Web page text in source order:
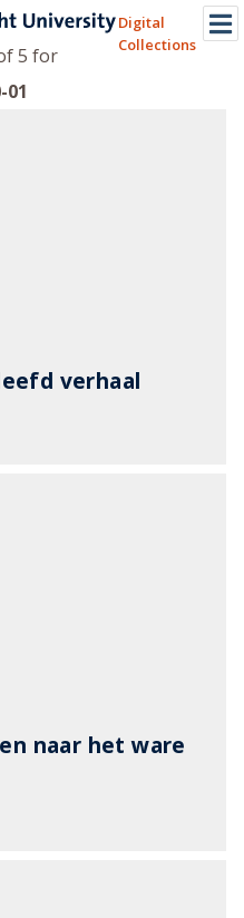
Digital
Collections
5 for
01
verhaal
naar het ware